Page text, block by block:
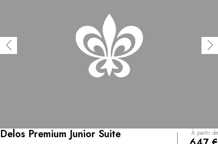
Delos Premium Junior Suite À partir de